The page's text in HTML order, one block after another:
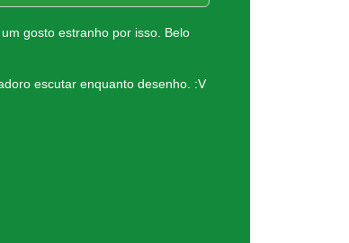
gosto estranho por isso. Belo
escutar enquanto desenho. :V